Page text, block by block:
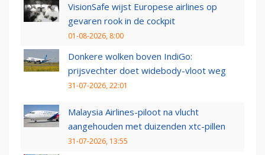
VisionSafe wijst Europese airlines op
gevaren rook in de cockpit
01-08-2026, 8:00
Donkere wolken boven IndiGo:
prijsvechter doet widebody-vloot weg
31-07-2026, 22:01
Malaysia Airlines-piloot na vlucht
aangehouden met duizenden xtc-pillen
31-07-2026, 13:55